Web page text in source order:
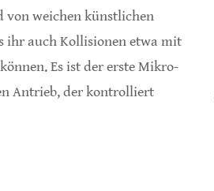
von weichen künstlichen
ihr auch Kollisionen etwa mit
Es ist der erste Mikro-
Antrieb, der kontrolliert